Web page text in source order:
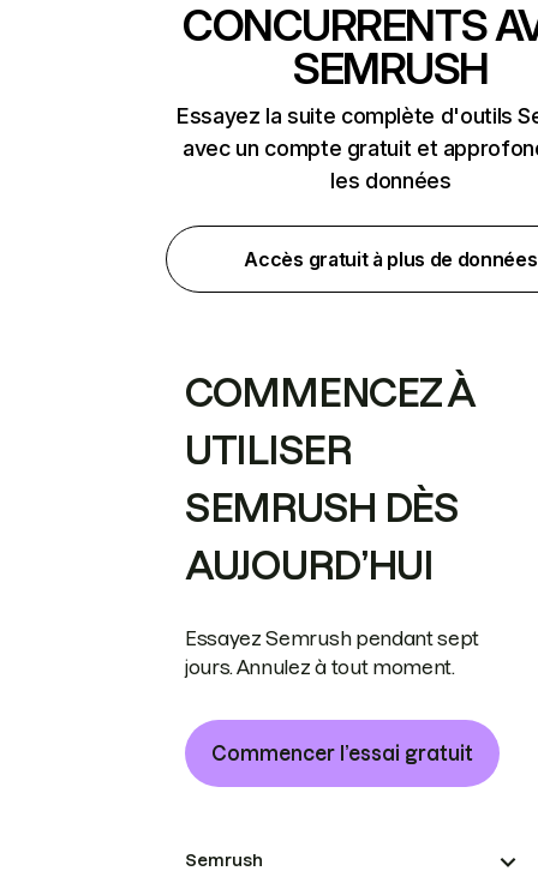
CONCURRENTS
SEMRUSH
Essayez la suite complète d'outils
avec un compte gratuit et
les données
Accès gratuit à plus de données
COMMENCEZ À
UTILISER
SEMRUSH DÈS
AUJOURD’HUI
Essayez Semrush pendant sept
jours. Annulez à tout moment.
Commencer l’essai gratuit
Semrush